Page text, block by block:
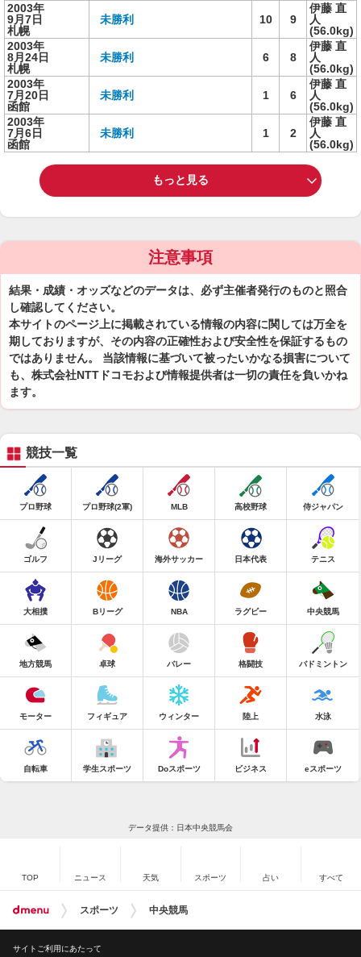
2003年
9月7日
札幌
未勝利 10 9
伊藤 直
人
(56.0kg)
2003年
8月24日
札幌
未勝利 6 8
伊藤 直
人
(56.0kg)
2003年
7月20日
函館
未勝利 1 6
伊藤 直
人
(56.0kg)
2003年
7月6日
函館
未勝利 1 2
伊藤 直
人
(56.0kg)
もっと見る
注意事項
結果・成績・オッズなどのデータは、必ず主催者発行のものと照合
し確認してください。
本サイトのページ上に掲載されている情報の内容に関しては万全を
期しておりますが、その内容の正確性および安全性を保証するもの
ではありません。 当該情報に基づいて被ったいかなる損害について
も、株式会社NTTドコモおよび情報提供者は一切の責任を負いかね
ます。
競技一覧
プロ野球 プロ野球(2軍) MLB 高校野球 侍ジャパン
ゴルフ Jリーグ 海外サッカー 日本代表 テニス
大相撲 Bリーグ NBA ラグビー 中央競馬
地方競馬 卓球 バレー 格闘技 バドミントン
モーター フィギュア ウィンター 陸上 水泳
自転車 学生スポーツ Doスポーツ ビジネス eスポーツ
データ提供：日本中央競馬会
TOP ニュース 天気 スポーツ 占い すべて
スポーツ 中央競馬
サイトご利用にあたって